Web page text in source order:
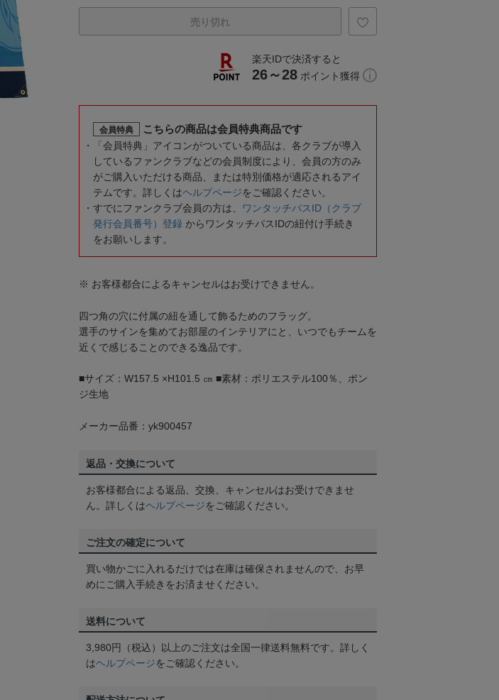
売り切れ
楽天IDで決済すると
26～28 ポイント獲得
会員特典 こちらの商品は会員特典商品です
「会員特典」アイコンがついている商品は、各クラブが導入
しているファンクラブなどの会員制度により、会員の方のみ
がご購入いただける商品、または特別価格が適応されるアイ
テムです。詳しくはヘルプページをご確認ください。
すでにファンクラブ会員の方は、
ワンタッチパスID（クラブ
発行会員番号）登録 からワンタッチパスIDの紐付け手続き
をお願いします。
※ お客様都合によるキャンセルはお受けできません。
四つ角の穴に付属の紐を通して飾るためのフラッグ。
選手のサインを集めてお部屋のインテリアにと、いつでもチームを
近くで感じることのできる逸品です。
■サイズ：W157.5 ×H101.5 ㎝ ■素材：ポリエステル100％、ポン
ジ生地
メーカー品番：yk900457
返品・交換について
お客様都合による返品、交換、キャンセルはお受けできませ
ん。詳しくはヘルプページをご確認ください。
ご注文の確定について
買い物かごに入れるだけでは在庫は確保されませんので、お早
めにご購入手続きをお済ませください。
送料について
3,980円（税込）以上のご注文は全国一律送料無料です。詳しく
はヘルプページをご確認ください。